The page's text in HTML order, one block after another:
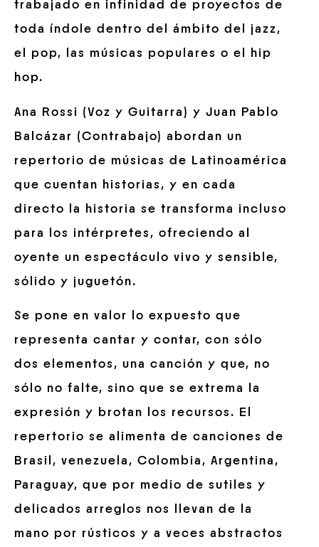
trabajado en infinidad de proyectos de
toda índole dentro del ámbito del jazz,
el pop, las músicas populares o el hip
hop.
Ana Rossi (Voz y Guitarra) y Juan Pablo
Balcázar (Contrabajo) abordan un
repertorio de músicas de Latinoamérica
que cuentan historias, y en cada
directo la historia se transforma incluso
para los intérpretes, ofreciendo al
oyente un espectáculo vivo y sensible,
sólido y juguetón.
Se pone en valor lo expuesto que
representa cantar y contar, con sólo
dos elementos, una canción y que, no
sólo no falte, sino que se extrema la
expresión y brotan los recursos. El
repertorio se alimenta de canciones de
Brasil, venezuela, Colombia, Argentina,
Paraguay, que por medio de sutiles y
delicados arreglos nos llevan de la
mano por rústicos y a veces abstractos